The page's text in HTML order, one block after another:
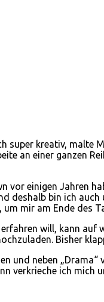
super kreativ, malte
an einer ganzen
vor einigen Jahren
deshalb bin ich
um mir am Ende des
will, kann auf
Bisher
und neben
verkrieche ich mich